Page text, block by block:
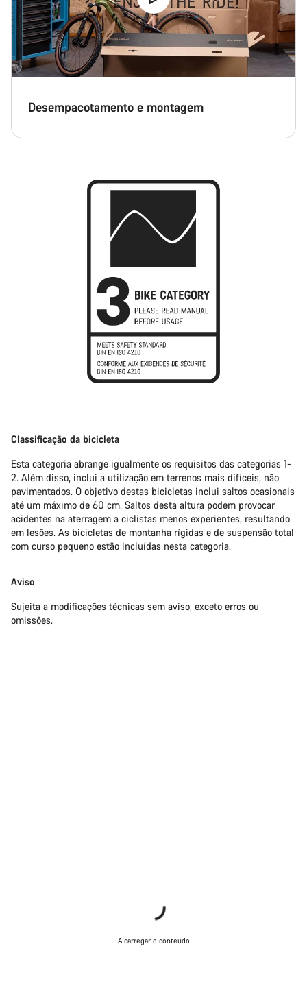
Desempacotamento e montagem
Classificação da bicicleta
Esta categoria abrange igualmente os requisitos das categorias 1-
2. Além disso, inclui a utilização em terrenos mais difíceis, não
pavimentados. O objetivo destas bicicletas inclui saltos ocasionais
até um máximo de 60 cm. Saltos desta altura podem provocar
acidentes na aterragem a ciclistas menos experientes, resultando
em lesões. As bicicletas de montanha rígidas e de suspensão total
com curso pequeno estão incluídas nesta categoria.
Aviso
Sujeita a modificações técnicas sem aviso, exceto erros ou
omissões.
A carregar o conteúdo